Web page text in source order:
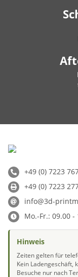
+49 (0) 7223
+49 (0) 7223
info@3d-
Mo.-Fr.: 09.00 -
Hinweis
Zeiten gelten für
Kein Ladengeschäft,
Besuche nur nach